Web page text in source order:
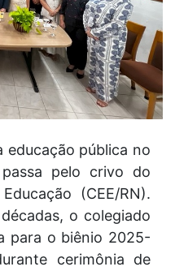
pública no
pelo crivo do
(CEE/RN).
o colegiado
para o biênio 2025-
cerimônia de